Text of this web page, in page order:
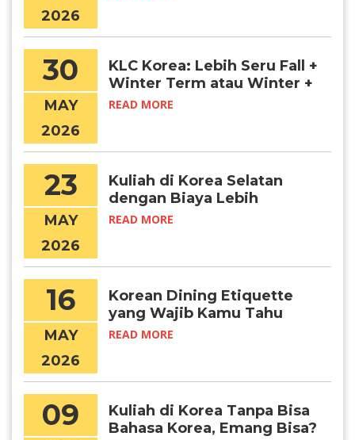
2026
30
MAY
2026
KLC Korea: Lebih Seru Fall +
Winter Term atau Winter +
Spring Term?
READ MORE
23
MAY
2026
Kuliah di Korea Selatan
dengan Biaya Lebih
Terjangkau? Daejeon
READ MORE
16
MAY
2026
Korean Dining Etiquette
yang Wajib Kamu Tahu
Sebelum Makan Bareng
READ MORE
09
Kuliah di Korea Tanpa Bisa
Bahasa Korea, Emang Bisa?